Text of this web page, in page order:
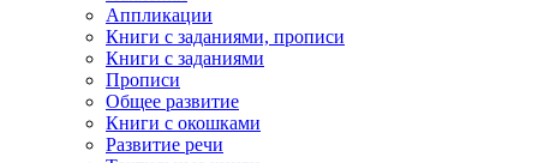
Аппликации
Книги с заданиями, прописи
Книги с заданиями
Прописи
Общее развитие
Книги с окошками
Развитие речи